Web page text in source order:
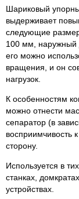
Шариковый
выдерживает
следующие
100 мм,
его можно
вращения, и он
нагрузок.
К особенностям
можно отнести
сепаратор (в
восприимчивость
сторону.
Используется в
станках,
устройствах.